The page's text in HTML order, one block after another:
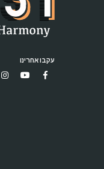
עקבו אחרינו